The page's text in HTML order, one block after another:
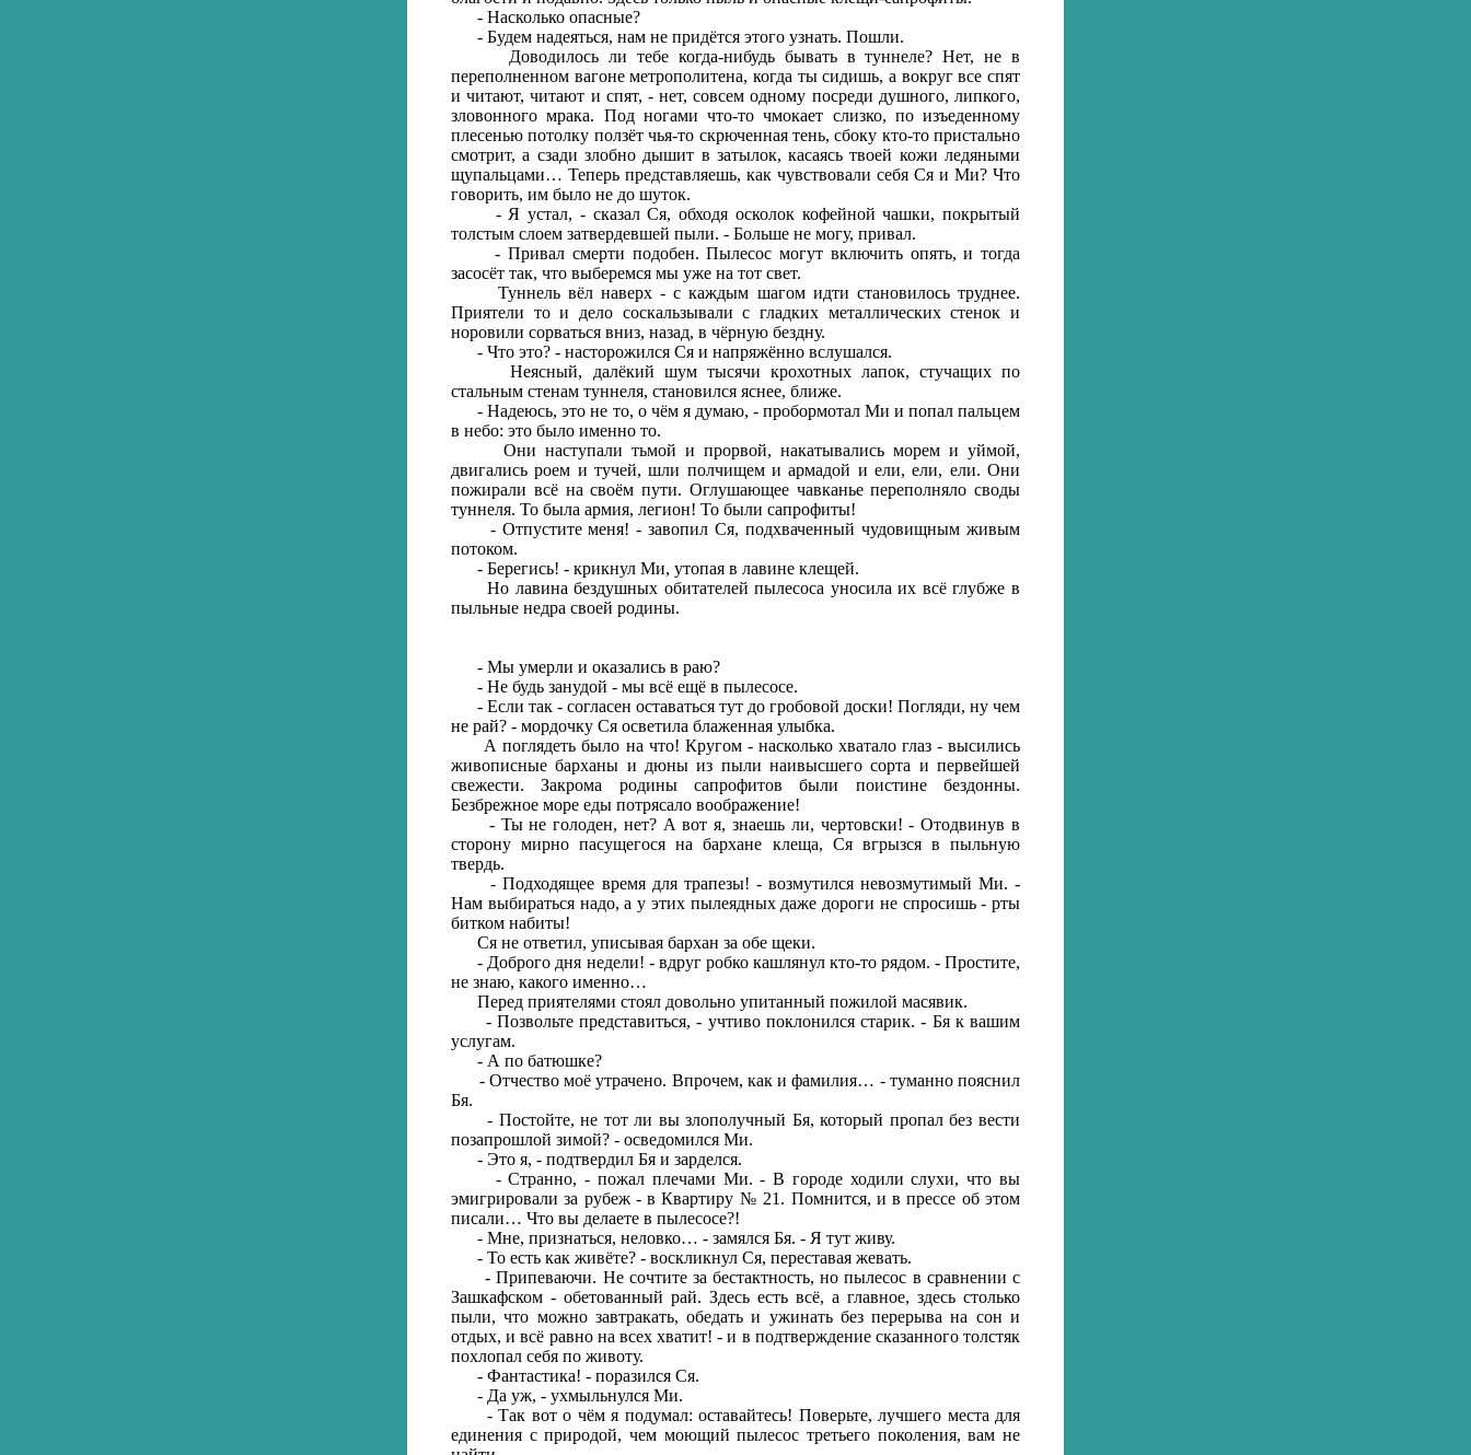
- Насколько опасные?
- Будем надеяться, нам не придётся этого узнать. Пошли.
Доводилось ли тебе когда-нибудь бывать в туннеле? Нет, не в
переполненном вагоне метрополитена, когда ты сидишь, а вокруг все спят
и читают, читают и спят, - нет, совсем одному посреди душного, липкого,
зловонного мрака. Под ногами что-то чмокает слизко, по изъеденному
плесенью потолку ползёт чья-то скрюченная тень, сбоку кто-то пристально
смотрит, а сзади злобно дышит в затылок, касаясь твоей кожи ледяными
щупальцами… Теперь представляешь, как чувствовали себя Ся и Ми? Что
говорить, им было не до шуток.
- Я устал, - сказал Ся, обходя осколок кофейной чашки, покрытый
толстым слоем затвердевшей пыли. - Больше не могу, привал.
- Привал смерти подобен. Пылесос могут включить опять, и тогда
засосёт так, что выберемся мы уже на тот свет.
Туннель вёл наверх - с каждым шагом идти становилось труднее.
Приятели то и дело соскальзывали с гладких металлических стенок и
норовили сорваться вниз, назад, в чёрную бездну.
- Что это? - насторожился Ся и напряжённо вслушался.
Неясный, далёкий шум тысячи крохотных лапок, стучащих по
стальным стенам туннеля, становился яснее, ближе.
- Надеюсь, это не то, о чём я думаю, - пробормотал Ми и попал пальцем
в небо: это было именно то.
Они наступали тьмой и прорвой, накатывались морем и уймой,
двигались роем и тучей, шли полчищем и армадой и ели, ели, ели. Они
пожирали всё на своём пути. Оглушающее чавканье переполняло своды
туннеля. То была армия, легион! То были сапрофиты!
- Отпустите меня! - завопил Ся, подхваченный чудовищным живым
потоком.
- Берегись! - крикнул Ми, утопая в лавине клещей.
Но лавина бездушных обитателей пылесоса уносила их всё глубже в
пыльные недра своей родины.
- Мы умерли и оказались в раю?
- Не будь занудой - мы всё ещё в пылесосе.
- Если так - согласен оставаться тут до гробовой доски! Погляди, ну чем
не рай? - мордочку Ся осветила блаженная улыбка.
А поглядеть было на что! Кругом - насколько хватало глаз - высились
живописные барханы и дюны из пыли наивысшего сорта и первейшей
свежести. Закрома родины сапрофитов были поистине бездонны.
Безбрежное море еды потрясало воображение!
- Ты не голоден, нет? А вот я, знаешь ли, чертовски! - Отодвинув в
сторону мирно пасущегося на бархане клеща, Ся вгрызся в пыльную
твердь.
- Подходящее время для трапезы! - возмутился невозмутимый Ми. -
Нам выбираться надо, а у этих пылеядных даже дороги не спросишь - рты
битком набиты!
Ся не ответил, уписывая бархан за обе щеки.
- Доброго дня недели! - вдруг робко кашлянул кто-то рядом. - Простите,
не знаю, какого именно…
Перед приятелями стоял довольно упитанный пожилой масявик.
- Позвольте представиться, - учтиво поклонился старик. - Бя к вашим
услугам.
- А по батюшке?
- Отчество моё утрачено. Впрочем, как и фамилия… - туманно пояснил
Бя.
- Постойте, не тот ли вы злополучный Бя, который пропал без вести
позапрошлой зимой? - осведомился Ми.
- Это я, - подтвердил Бя и зарделся.
- Странно, - пожал плечами Ми. - В городе ходили слухи, что вы
эмигрировали за рубеж - в Квартиру № 21. Помнится, и в прессе об этом
писали… Что вы делаете в пылесосе?!
- Мне, признаться, неловко… - замялся Бя. - Я тут живу.
- То есть как живёте? - воскликнул Ся, переставая жевать.
- Припеваючи. Не сочтите за бестактность, но пылесос в сравнении с
Зашкафском - обетованный рай. Здесь есть всё, а главное, здесь столько
пыли, что можно завтракать, обедать и ужинать без перерыва на сон и
отдых, и всё равно на всех хватит! - и в подтверждение сказанного толстяк
похлопал себя по животу.
- Фантастика! - поразился Ся.
- Да уж, - ухмыльнулся Ми.
- Так вот о чём я подумал: оставайтесь! Поверьте, лучшего места для
единения с природой, чем моющий пылесос третьего поколения, вам не